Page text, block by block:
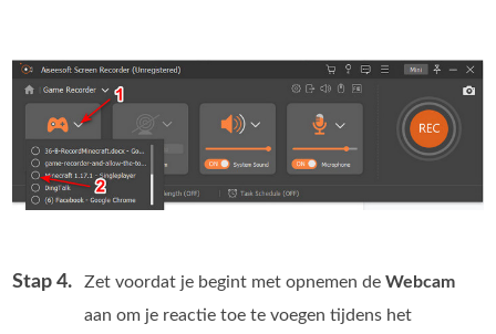
Stap 4. Zet voordat je begint met opnemen deWebcam
aan om je reactie toe te voegen tijdens het